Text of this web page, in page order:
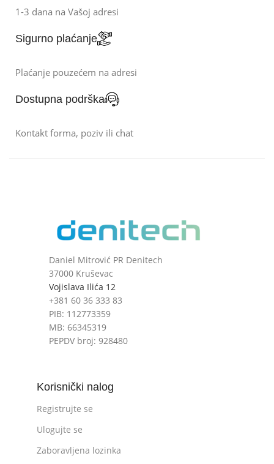
1-3 dana na Vašoj adresi
Sigurno plaćanje
Plaćanje pouzećem na adresi
Dostupna podrška
Kontakt forma, poziv ili chat
Daniel Mitrović PR Denitech
37000 Kruševac
Vojislava Ilića 12
+381 60 36 333 83
PIB: 112773359
MB: 66345319
PEPDV broj: 928480
Korisnički nalog
Registrujte se
Ulogujte se
Zaboravljena lozinka